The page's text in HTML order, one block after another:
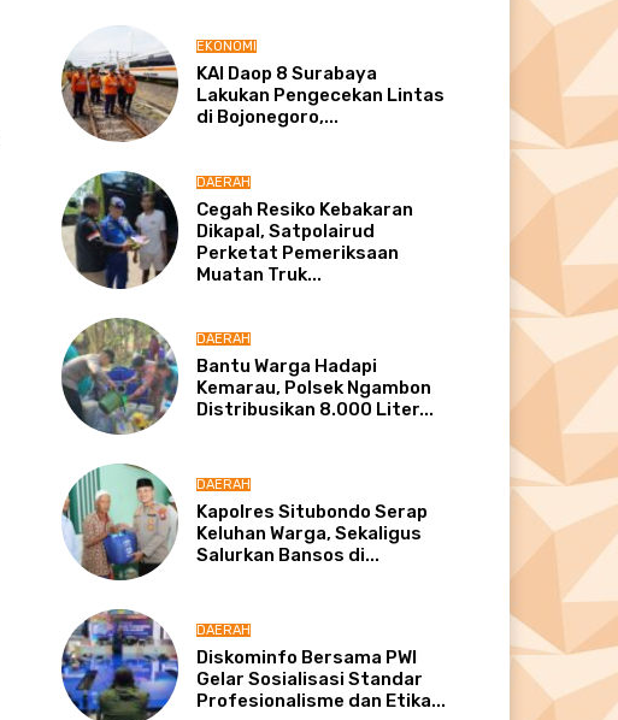
EKONOMI
KAI Daop 8 Surabaya
Lakukan Pengecekan Lintas
di Bojonegoro,...
DAERAH
Cegah Resiko Kebakaran
Dikapal, Satpolairud
Perketat Pemeriksaan
Muatan Truk...
DAERAH
Bantu Warga Hadapi
Kemarau, Polsek Ngambon
Distribusikan 8.000 Liter...
DAERAH
Kapolres Situbondo Serap
Keluhan Warga, Sekaligus
Salurkan Bansos di...
DAERAH
Diskominfo Bersama PWI
Gelar Sosialisasi Standar
Profesionalisme dan Etika...